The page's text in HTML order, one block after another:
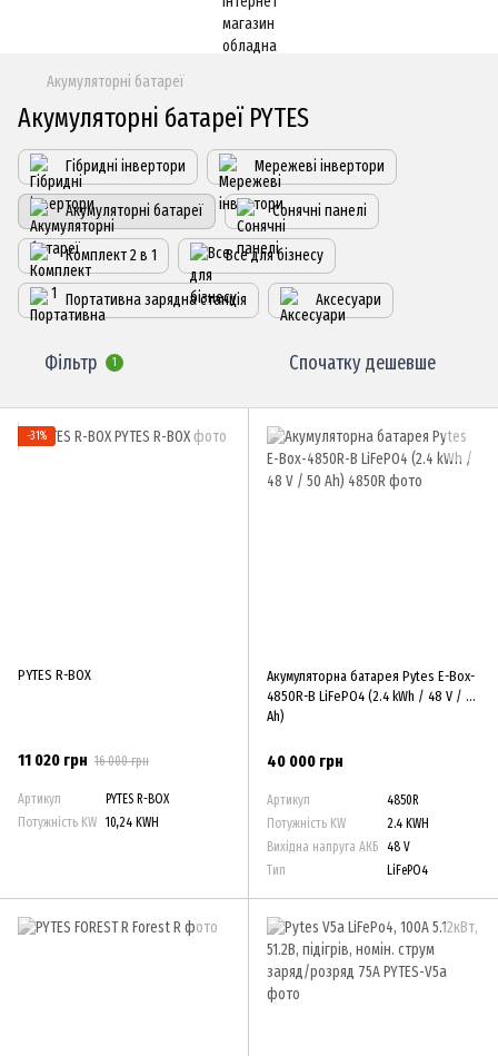
Акумуляторні батареї
Акумуляторні батареї PYTES
Гібридні інвертори Мережеві інвертори
Акумуляторні батареї Сонячні панелі
Комплект 2 в 1 Все для бізнесу
Портативна зарядна станція Аксесуари
Фільтр 1 Спочатку дешевше
−31%
PYTES R-BOX
11 020 грн 16 000 грн
Артикул
PYTES R-BOX
Потужність KW 10,24 KWH
Акумуляторна батарея Pytes E-Box-
4850R-B LiFePO4 (2.4 kWh / 48 V / 50
Ah)
40 000 грн
Артикул
4850R
Потужність KW
2.4 KWH
Вихідна напруга АКБ 48 V
Тип
LiFePO4